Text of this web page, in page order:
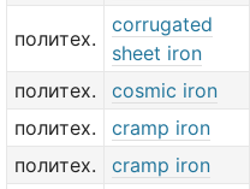
политех.
corrugated
sheet iron
политех.
cosmic iron
политех.
cramp iron
политех.
cramp iron